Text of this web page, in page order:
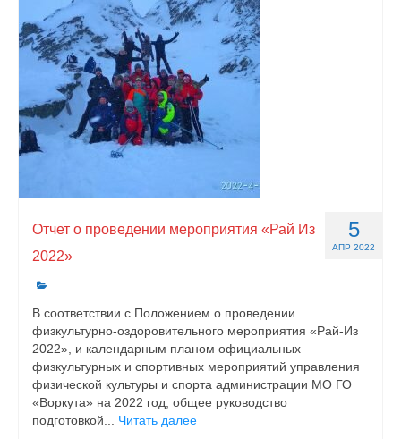
5
АПР 2022
Отчет о проведении мероприятия «Рай Из
2022»
В соответствии с Положением о проведении
физкультурно-оздоровительного мероприятия «Рай-Из
2022», и календарным планом официальных
физкультурных и спортивных мероприятий управления
физической культуры и спорта администрации МО ГО
«Воркута» на 2022 год, общее руководство
подготовкой... Читать далее